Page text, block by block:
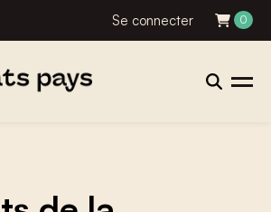
Se connecter 0